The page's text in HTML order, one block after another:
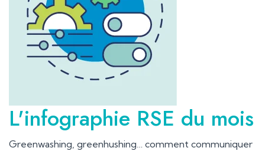
L'infographie RSE du mois
Greenwashing, greenhushing… comment communiquer